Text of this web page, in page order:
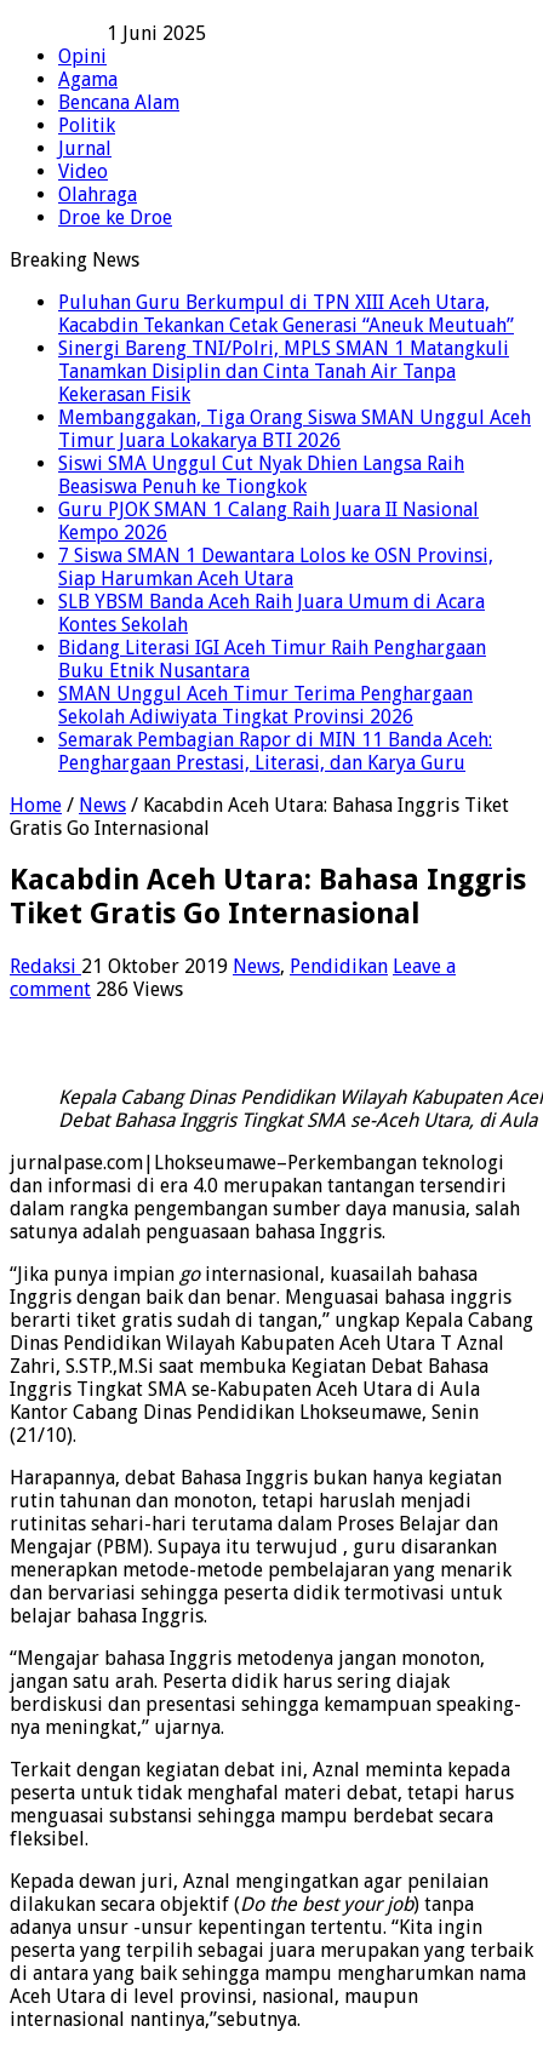
1 Juni 2025
Opini
Agama
Bencana Alam
Politik
Jurnal
Video
Olahraga
Droe ke Droe
Breaking News
Puluhan Guru Berkumpul di TPN XIII Aceh Utara,
Kacabdin Tekankan Cetak Generasi “Aneuk Meutuah”
Sinergi Bareng TNI/Polri, MPLS SMAN 1 Matangkuli
Tanamkan Disiplin dan Cinta Tanah Air Tanpa
Kekerasan Fisik
Membanggakan, Tiga Orang Siswa SMAN Unggul Aceh
Timur Juara Lokakarya BTI 2026
Siswi SMA Unggul Cut Nyak Dhien Langsa Raih
Beasiswa Penuh ke Tiongkok
Guru PJOK SMAN 1 Calang Raih Juara II Nasional
Kempo 2026
7 Siswa SMAN 1 Dewantara Lolos ke OSN Provinsi,
Siap Harumkan Aceh Utara
SLB YBSM Banda Aceh Raih Juara Umum di Acara
Kontes Sekolah
Bidang Literasi IGI Aceh Timur Raih Penghargaan
Buku Etnik Nusantara
SMAN Unggul Aceh Timur Terima Penghargaan
Sekolah Adiwiyata Tingkat Provinsi 2026
Semarak Pembagian Rapor di MIN 11 Banda Aceh:
Penghargaan Prestasi, Literasi, dan Karya Guru
Home / News / Kacabdin Aceh Utara: Bahasa Inggris Tiket
Gratis Go Internasional
Kacabdin Aceh Utara: Bahasa Inggris
Tiket Gratis Go Internasional
Redaksi 21 Oktober 2019 News, Pendidikan Leave a
comment 286 Views
Kepala Cabang Dinas Pendidikan Wilayah Kabupaten
Debat Bahasa Inggris Tingkat SMA se-Aceh Utara, di
jurnalpase.com|Lhokseumawe–Perkembangan teknologi
dan informasi di era 4.0 merupakan tantangan tersendiri
dalam rangka pengembangan sumber daya manusia, salah
satunya adalah penguasaan bahasa Inggris.
“Jika punya impian go internasional, kuasailah bahasa
Inggris dengan baik dan benar. Menguasai bahasa inggris
berarti tiket gratis sudah di tangan,” ungkap Kepala Cabang
Dinas Pendidikan Wilayah Kabupaten Aceh Utara T Aznal
Zahri, S.STP.,M.Si saat membuka Kegiatan Debat Bahasa
Inggris Tingkat SMA se-Kabupaten Aceh Utara di Aula
Kantor Cabang Dinas Pendidikan Lhokseumawe, Senin
(21/10).
Harapannya, debat Bahasa Inggris bukan hanya kegiatan
rutin tahunan dan monoton, tetapi haruslah menjadi
rutinitas sehari-hari terutama dalam Proses Belajar dan
Mengajar (PBM). Supaya itu terwujud , guru disarankan
menerapkan metode-metode pembelajaran yang menarik
dan bervariasi sehingga peserta didik termotivasi untuk
belajar bahasa Inggris.
“Mengajar bahasa Inggris metodenya jangan monoton,
jangan satu arah. Peserta didik harus sering diajak
berdiskusi dan presentasi sehingga kemampuan speaking-
nya meningkat,” ujarnya.
Terkait dengan kegiatan debat ini, Aznal meminta kepada
peserta untuk tidak menghafal materi debat, tetapi harus
menguasai substansi sehingga mampu berdebat secara
fleksibel.
Kepada dewan juri, Aznal mengingatkan agar penilaian
dilakukan secara objektif (Do the best your job) tanpa
adanya unsur -unsur kepentingan tertentu. “Kita ingin
peserta yang terpilih sebagai juara merupakan yang terbaik
di antara yang baik sehingga mampu mengharumkan nama
Aceh Utara di level provinsi, nasional, maupun
internasional nantinya,”sebutnya.